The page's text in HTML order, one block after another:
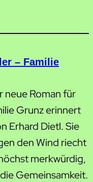
– Familie
neue Roman für
Grunz erinnert
Erhard Dietl. Sie
den Wind riecht
merkwürdig,
Gemeinsamkeit.